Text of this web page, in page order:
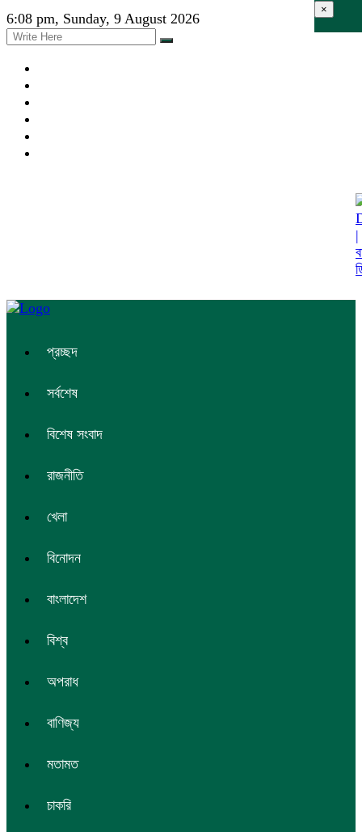
6:08 pm, Sunday, 9 August 2026
প্রচ্ছদ
সর্বশেষ
বিশেষ সংবাদ
রাজনীতি
খেলা
বিনোদন
বাংলাদেশ
বিশ্ব
অপরাধ
বাণিজ্য
মতামত
চাকরি
×